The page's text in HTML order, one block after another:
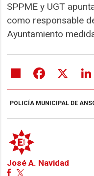
SPPME y UGT
como responsable
Ayuntamiento
Share Facebook
POLICÍA MUNICIPAL DE
José A. Navidad